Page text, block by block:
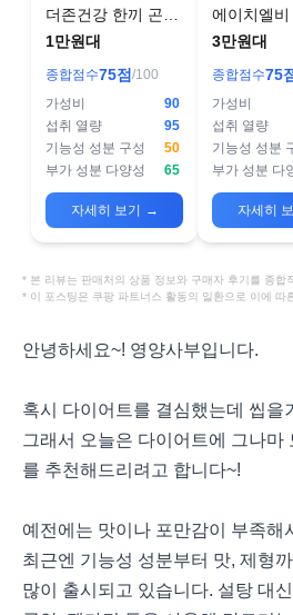
더존건강 한끼 곤약
젤리 버라이어티 팩
1만원대
종합점수75점 /100
가성비
90
섭취 열량
95
기능성 성분 구성
50
부가 성분 다양성
65
자세히 보기 →
에이치엘비
림 다이어트
3만원대
종합점수75
가성비
섭취 열량
기능성 성분
부가 성분 다
자세히 보
* 본 리뷰는 판매처의 상품 정보와 구매자 후기를 종합
* 이 포스팅은 쿠팡 파트너스 활동의 일환으로 이에 따
안녕하세요~! 영양사부입니다.
혹시 다이어트를 결심했는데 씹을
그래서 오늘은 다이어트에 그나마
를 추천해드리려고 합니다~!
예전에는 맛이나 포만감이 부족해
최근엔 기능성 성분부터 맛, 제형
많이 출시되고 있습니다. 설탕 대